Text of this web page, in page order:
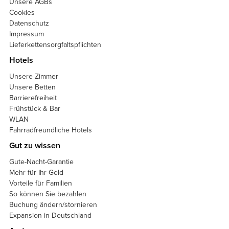
Unsere AGBs
Cookies
Datenschutz
Impressum
Lieferkettensorgfaltspflichten
Hotels
Unsere Zimmer
Unsere Betten
Barrierefreiheit
Frühstück & Bar
WLAN
Fahrradfreundliche Hotels
Gut zu wissen
Gute-Nacht-Garantie
Mehr für Ihr Geld
Vorteile für Familien
So können Sie bezahlen
Buchung ändern/stornieren
Expansion in Deutschland